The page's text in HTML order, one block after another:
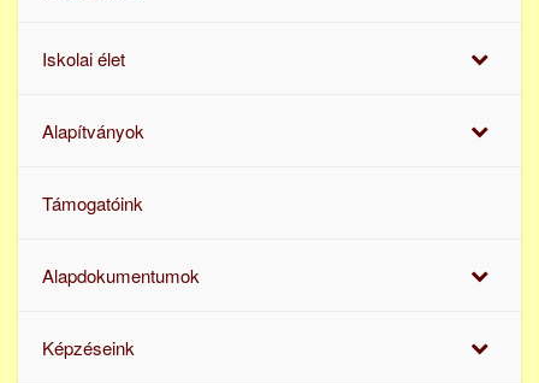
Iskolai élet
Alapítványok
Támogatóink
Alapdokumentumok
Képzéseink